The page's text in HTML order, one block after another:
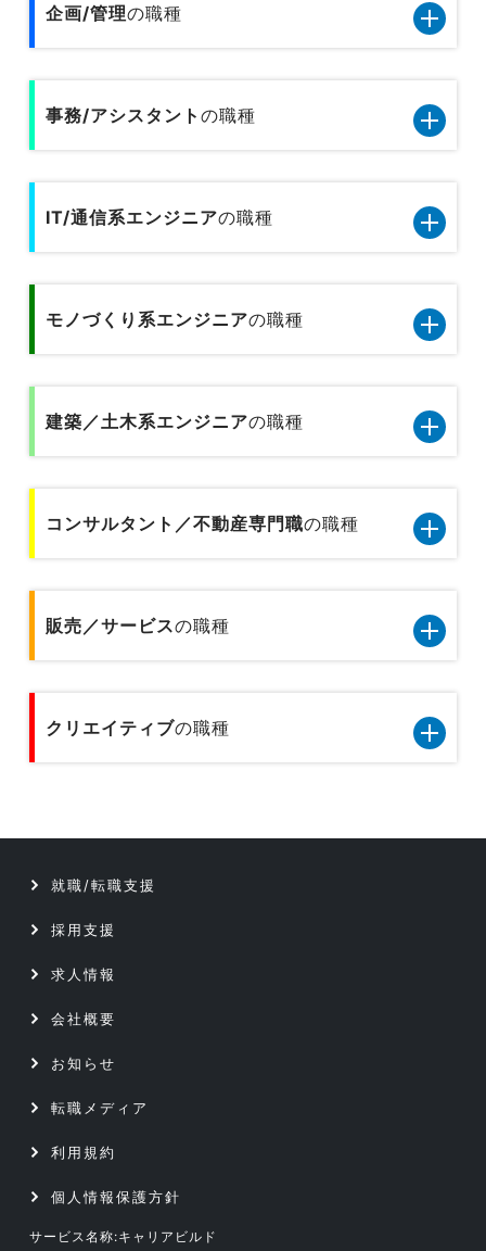
小売／外食の営業
旅行関連の営業
不動産営業／建設営業
専門商社の営業
金融業界の代理店営業
金融業界の法人営業
企画/管理の職種
企画管理13職種のデータです
内部監査
人事
経営企画／事業企画
貿易／国際業務
広報／PR／IR
広告宣伝
事務/アシスタント の職種
事務/アシスタント9職種のデータです
一般事務
秘書／受付
企画事務
貿易事務
総務事務／法務事務／知財事務／広報事務
IT/通信系エンジニアの職種
IT/通信系エンジニア8職種のデータです
テクニカルサポート／ヘルプデスク
データベース／セキュリティエンジニア
Webエンジニア
プリセールス
ITコンサルタント
モノづくり系エンジニアの職種
モノづくり系エンジニア5職種のデータです
品質管理／品質保証（モノづくり系)
機械設計／金型設計／光学設計
建築／土木系エンジニアの職種
建築／土木系エンジニア6職種のデータです
プラントエンジニア
設備保全／保守／設備メンテナンス
技術開発／部材開発／解析／調査
コンサルタント／不動産専門職の職種
コンサルタント／不動産専門職2職種のデータで
す
コンサルタント
販売／サービスの職種
販売／サービス10職種のデータです
テクニカルサポート／ヘルプデスク
Webエンジニア
プリセールス
クリエイティブの職種
テクニカルサポート／ヘルプデスク
データベース／セキュリティエンジニア
アプリケーションエンジニア
Webエンジニア
ITコンサルタント
就職/転職支援
採用支援
求人情報
会社概要
お知らせ
転職メディア
利用規約
個人情報保護方針
サービス名称:キャリアビルド